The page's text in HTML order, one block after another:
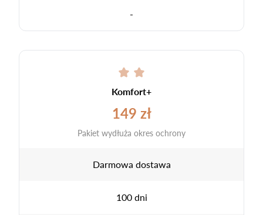
-
Komfort+
149 zł
Pakiet wydłuża okres ochrony
Darmowa dostawa
100 dni